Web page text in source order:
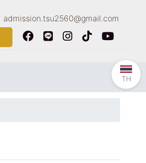
admission.tsu2560@gmail.com
TH